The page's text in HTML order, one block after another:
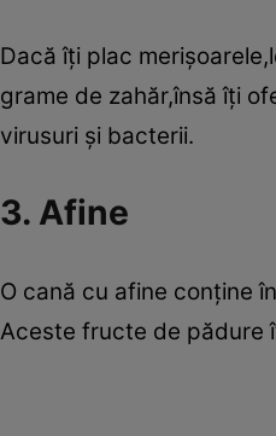
Dacă îţi plac
grame de zahăr,însă îţi
virusuri şi bacterii.
3. Afine
O cană cu afine conţine
Aceste fructe de pădure